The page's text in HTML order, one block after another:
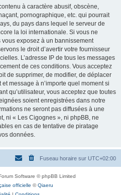
à caractère abusif, obscène,
pornographique, etc. qui pourrait
du pays dans lequel le serveur de
la loi internationale. Si vous ne
exposez à un bannissement
le droit d’avertir votre fournisseur
L’adresse IP de tous les messages
de ces conditions. Vous acceptez
de supprimer, de modifier, de déplacer
message à n’importe quel moment si
qu’utilisateur, vous acceptez que toutes
soient enregistrées dans notre
ne seront pas diffusées à une
ni « Les Cigognes », ni phpBB, ne
en cas de tentative de piratage
données.
Fuseau horaire sur UTC+02:00
Software © phpBB Limited
officielle ©Qiaeru